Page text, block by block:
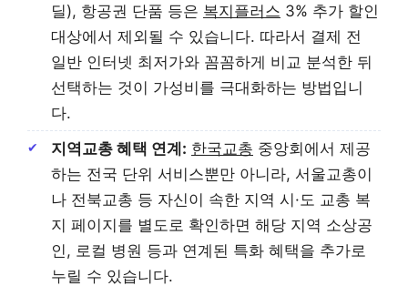
딜), 항공권 단품 등은 복지플러스 3% 추가 할인
대상에서 제외될 수 있습니다. 따라서 결제 전
일반 인터넷 최저가와 꼼꼼하게 비교 분석한 뒤
선택하는 것이 가성비를 극대화하는 방법입니
다.
지역교총 혜택 연계: 한국교총 중앙회에서 제공
하는 전국 단위 서비스뿐만 아니라, 서울교총이
나 전북교총 등 자신이 속한 지역 시·도 교총 복
지 페이지를 별도로 확인하면 해당 지역 소상공
인, 로컬 병원 등과 연계된 특화 혜택을 추가로
누릴 수 있습니다.